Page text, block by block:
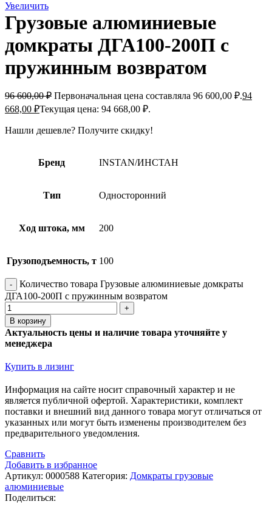
Увеличить
Грузовые алюминиевые
домкраты ДГА100-200П с
пружинным возвратом
96 600,00₽ Первоначальная цена составляла 96 600,00 ₽.94
668,00 ₽Текущая цена: 94 668,00 ₽.
Нашли дешевле? Получите скидку!
Бренд INSTAN/ИНСТАН
Тип Односторонний
Ход штока, мм 200
Грузоподъемность, т 100
Количество товара Грузовые алюминиевые домкраты
ДГА100-200П с пружинным возвратом
В корзину
Актуальность цены и наличие товара уточняйте у
менеджера
Купить в лизинг
Информация на сайте носит справочный характер и не
является публичной офертой. Xарактеристики, комплект
поставки и внешний вид данного товара могут отличаться от
указанных или могут быть изменены производителем без
предварительного уведомления.
Сравнить
Добавить в избранное
Артикул: 0000588 Категория: Домкраты грузовые
алюминиевые
Поделиться: